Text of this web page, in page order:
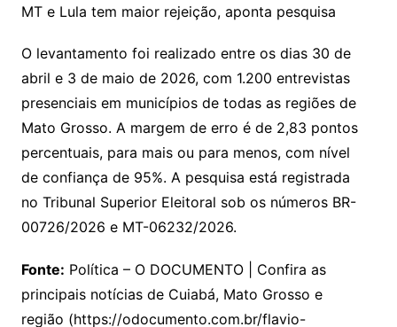
O levantamento foi realizado entre os dias 30 de
abril e 3 de maio de 2026, com 1.200 entrevistas
presenciais em municípios de todas as regiões de
Mato Grosso. A margem de erro é de 2,83 pontos
percentuais, para mais ou para menos, com nível
de confiança de 95%. A pesquisa está registrada
no Tribunal Superior Eleitoral sob os números BR-
00726/2026 e MT-06232/2026.
Fonte: Política – O DOCUMENTO | Confira as
principais notícias de Cuiabá, Mato Grosso e
região (https://odocumento.com.br/flavio-